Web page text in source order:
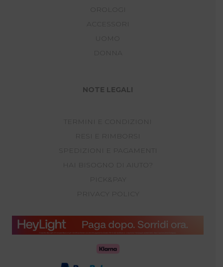
OROLOGI
ACCESSORI
DONNA
NOTE LEGALI
TERMINI E CONDIZIONI
RESI E RIMBORSI
SPEDIZIONI E PAGAMENTI
HAI BISOGNO DI AIUTO?
PICK&PAY
PRIVACY POLICY